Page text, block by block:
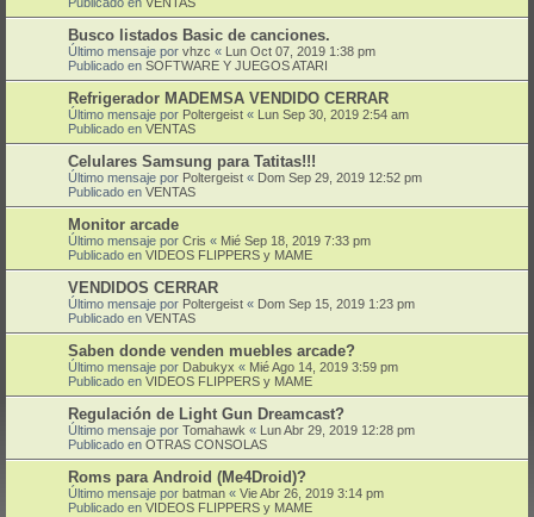
Busco listados Basic de canciones.
Último mensaje por vhzc « Lun Oct 07, 2019 1:38 pm
Publicado en SOFTWARE Y JUEGOS ATARI
Refrigerador MADEMSA VENDIDO CERRAR
Último mensaje por Poltergeist « Lun Sep 30, 2019 2:54 am
Publicado en VENTAS
Celulares Samsung para Tatitas!!!
Último mensaje por Poltergeist « Dom Sep 29, 2019 12:52 pm
Publicado en VENTAS
Monitor arcade
Último mensaje por Cris « Mié Sep 18, 2019 7:33 pm
Publicado en VIDEOS FLIPPERS y MAME
VENDIDOS CERRAR
Último mensaje por Poltergeist « Dom Sep 15, 2019 1:23 pm
Publicado en VENTAS
Saben donde venden muebles arcade?
Último mensaje por Dabukyx « Mié Ago 14, 2019 3:59 pm
Publicado en VIDEOS FLIPPERS y MAME
Regulación de Light Gun Dreamcast?
Último mensaje por Tomahawk « Lun Abr 29, 2019 12:28 pm
Publicado en OTRAS CONSOLAS
Roms para Android (Me4Droid)?
Último mensaje por batman « Vie Abr 26, 2019 3:14 pm
Publicado en VIDEOS FLIPPERS y MAME